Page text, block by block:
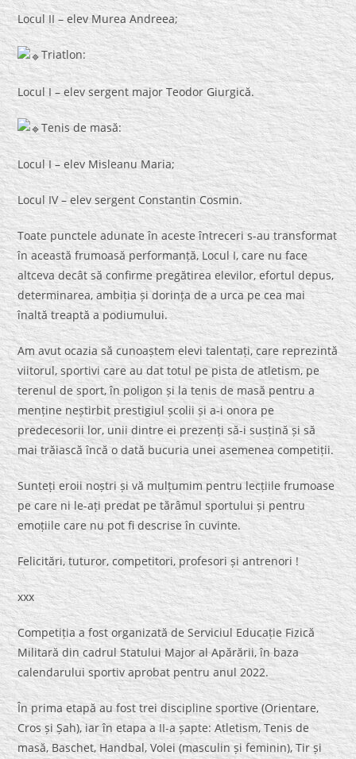
Locul II – elev Murea Andreea;
Triatlon:
Locul I – elev sergent major Teodor Giurgică.
Tenis de masă:
Locul I – elev Misleanu Maria;
Locul IV – elev sergent Constantin Cosmin.
Toate punctele adunate în aceste întreceri s-au transformat
în această frumoasă performanță, Locul I, care nu face
altceva decât să confirme pregătirea elevilor, efortul depus,
determinarea, ambiția și dorința de a urca pe cea mai
înaltă treaptă a podiumului.
Am avut ocazia să cunoaștem elevi talentați, care reprezintă
viitorul, sportivi care au dat totul pe pista de atletism, pe
terenul de sport, în poligon și la tenis de masă pentru a
menține neștirbit prestigiul școlii și a-i onora pe
predecesorii lor, unii dintre ei prezenți să-i susțină și să
mai trăiască încă o dată bucuria unei asemenea competiții.
Sunteți eroii noștri și vă mulțumim pentru lecțiile frumoase
pe care ni le-ați predat pe tărâmul sportului și pentru
emoțiile care nu pot fi descrise în cuvinte.
Felicitări, tuturor, competitori, profesori și antrenori !
xxx
Competiția a fost organizată de Serviciul Educație Fizică
Militară din cadrul Statului Major al Apărării, în baza
calendarului sportiv aprobat pentru anul 2022.
În prima etapă au fost trei discipline sportive (Orientare,
Cros și Șah), iar în etapa a II-a șapte: Atletism, Tenis de
masă, Baschet, Handbal, Volei (masculin și feminin), Tir și